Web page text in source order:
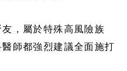
，屬於特殊高風險族
師都強烈建議全面施打